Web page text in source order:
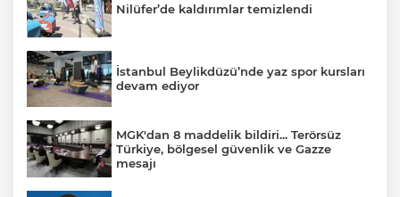
Nilüfer’de kaldırımlar temizlendi
İstanbul Beylikdüzü’nde yaz spor kursları
devam ediyor
MGK'dan 8 maddelik bildiri... Terörsüz
Türkiye, bölgesel güvenlik ve Gazze
mesajı